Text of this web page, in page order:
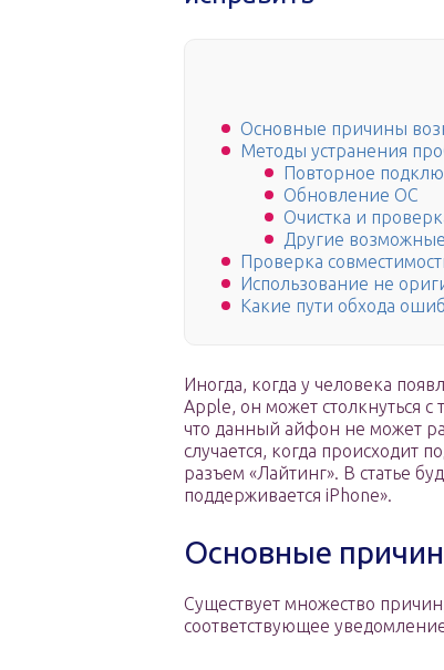
Основные причины
Методы устранения
Повторное
Обновление ОС
Очистка и
Другие
Проверка
Использование не
Какие пути обхода
Иногда, когда у человека
Apple, он может столкнуться
что данный айфон не может
случается, когда происходит
разъем «Лайтинг». В статье
поддерживается iPhone».
Основные
Существует множество
соответствующее